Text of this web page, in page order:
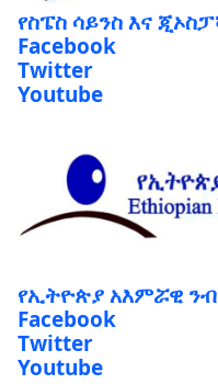
የስፔስ ሳይንስ እና
Facebook
Twitter
Youtube
የኢትዮጵያ አእምሯዊ
Facebook
Twitter
Youtube